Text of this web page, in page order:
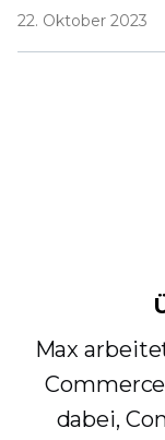
22. Oktober 2023
Max
dabei,